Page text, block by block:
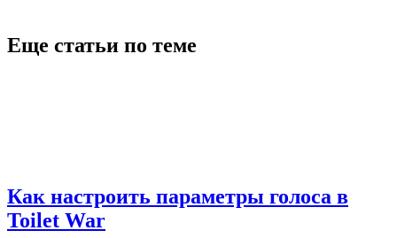
Еще статьи по теме
Как настроить параметры голоса в
Toilet War